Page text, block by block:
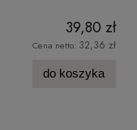
39,80 zł
Cena netto: 32,36 zł
do koszyka